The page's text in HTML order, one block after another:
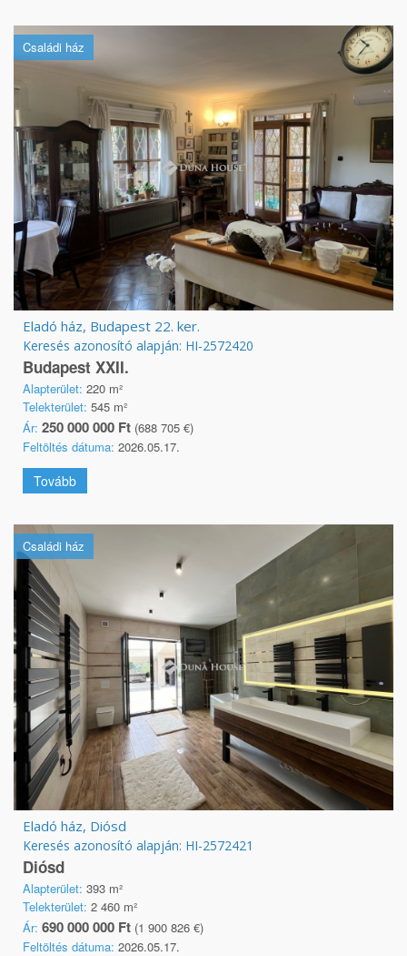
Családi ház
Eladó ház, Budapest 22. ker.
Keresés azonosító alapján: HI-2572420
Budapest XXII.
Alapterület: 220 m²
Telekterület: 545 m²
Ár: 250 000 000 Ft (688 705 €)
Feltöltés dátuma: 2026.05.17.
Tovább
Családi ház
Eladó ház, Diósd
Keresés azonosító alapján: HI-2572421
Diósd
Alapterület: 393 m²
Telekterület: 2 460 m²
Ár: 690 000 000 Ft (1 900 826 €)
Feltöltés dátuma: 2026.05.17.